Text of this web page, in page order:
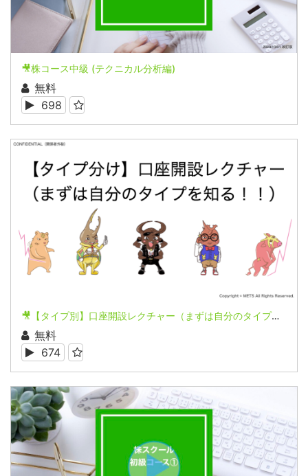
🎥株コース中級 (テクニカル分析編)
無料
698
🎥【タイプ別】口座開設レクチャー（まずは自分のタイプを知る！！）
無料
674